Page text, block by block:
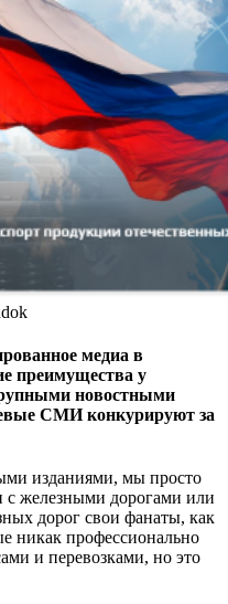
медиа в
преимущества у
новостными
СМИ конкурируют за
изданиями, мы просто
с железными дорогами или
дорог свои фанаты, как
никак профессионально
и перевозками, но это